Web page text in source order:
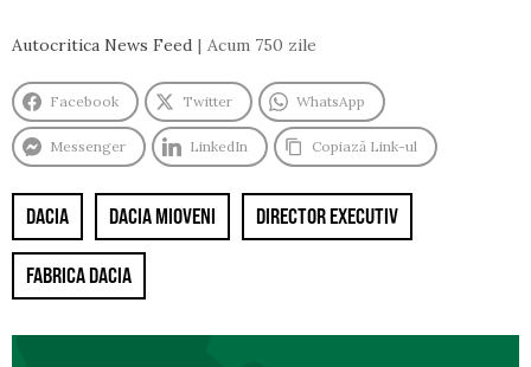
Autocritica News Feed Acum 750 zile
Facebook Twitter WhatsApp
Messenger LinkedIn Copiază Link-ul
DACIA DACIA MIOVENI DIRECTOR EXECUTIV
FABRICA DACIA